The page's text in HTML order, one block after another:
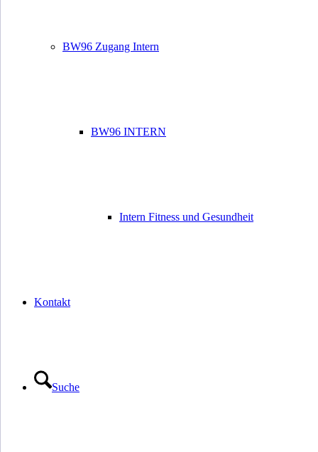
BW96 Zugang Intern
BW96 INTERN
Intern Fitness und Gesundheit
Kontakt
Suche